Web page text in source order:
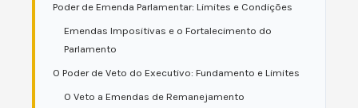
Poder de Emenda Parlamentar: Limites e Condições
Emendas Impositivas e o Fortalecimento do
Parlamento
O Poder de Veto do Executivo: Fundamento e Limites
O Veto a Emendas de Remanejamento